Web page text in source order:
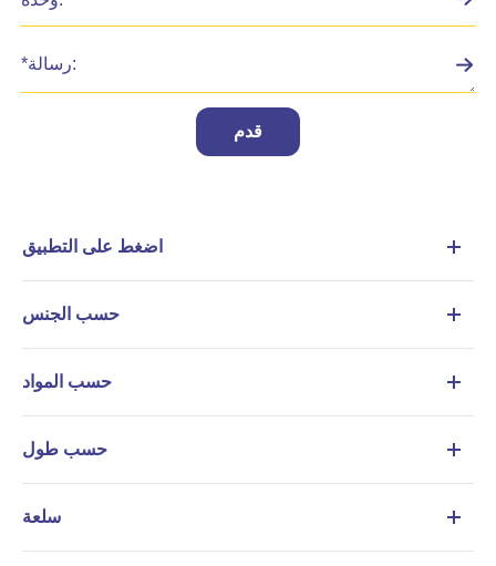
قدم
اضغط على التطبيق
حسب الجنس
حسب المواد
حسب طول
سلعة